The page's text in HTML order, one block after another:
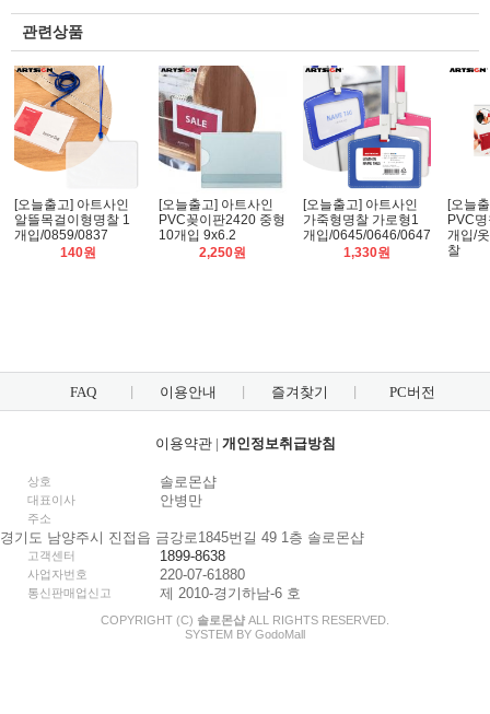
관련상품
[오늘출고] 아트사인
알뜰목걸이형명찰 1
개입/0859/0837
140원
[오늘출고] 아트사인
PVC꽂이판2420 중형
10개입 9x6.2
2,250원
[오늘출고] 아트사인
가죽형명찰 가로형1
개입/0645/0646/0647
1,330원
[오늘
PVC
개입/
찰
FAQ 이용안내 즐겨찾기 PC버전
이용약관| 개인정보취급방침
상호 솔로몬샵
대표이사 안병만
주소
경기도 남양주시 진접읍 금강로1845번길 49 1층 솔로몬샵
고객센터 1899-8638
사업자번호 220-07-61880
통신판매업신고 제 2010-경기하남-6 호
COPYRIGHT (C) 솔로몬샵 ALL RIGHTS RESERVED.
SYSTEM BY GodoMall